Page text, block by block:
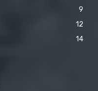
9
12
14